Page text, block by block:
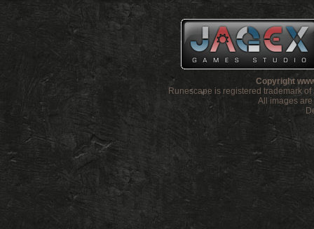
Copyright
Runescape is registered trademark
All images